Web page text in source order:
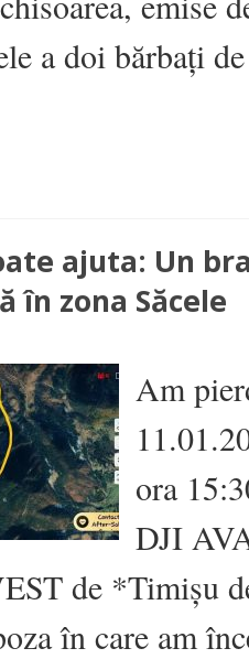
a doi bărbați
ajuta: Un
în zona Săcele
zona
Am
ora
DJI
de *Timișu
în care am